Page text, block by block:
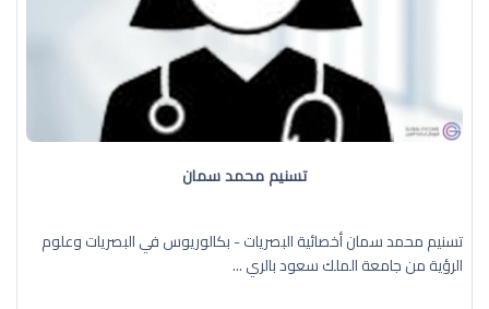
تسنيم محمد سمان
تسنيم محمد سمان أخصائية البصريات - بكالوريوس في البصريات وعلوم
الرؤية من جامعة الملك سعود بالري ...